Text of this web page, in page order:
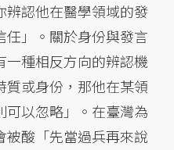
辨認他在醫學領域的發
任」。關於身份與發言
一種相反方向的辨認機
質或身份，那他在某領
可以忽略」。在臺灣為
被酸「先當過兵再來說